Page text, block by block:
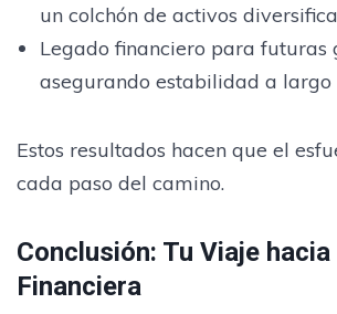
un colchón de activos
Legado financiero para futuras
asegurando estabilidad a largo
Estos resultados hacen que el
cada paso del camino.
Conclusión: Tu Viaje
Financiera